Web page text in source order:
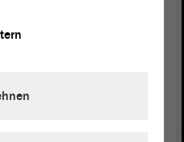
gefunden,
Analyse-Software von